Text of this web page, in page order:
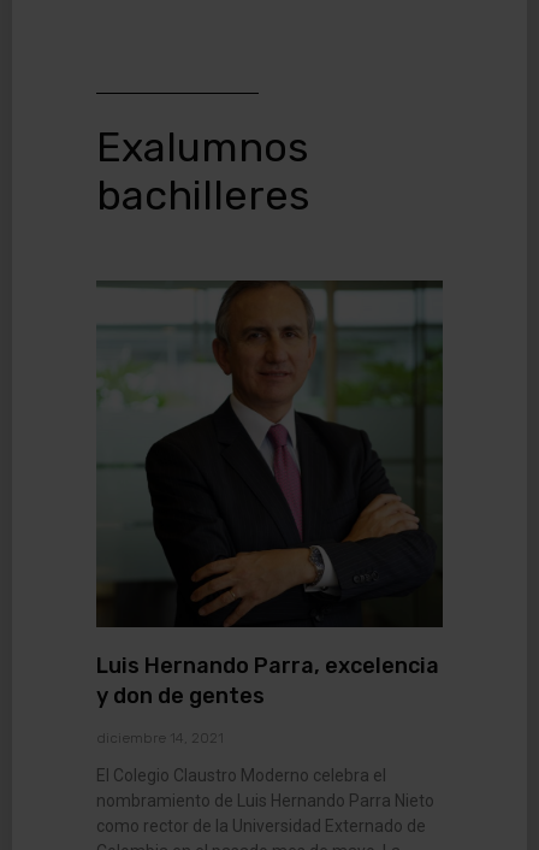
Exalumnos
bachilleres
Luis Hernando Parra, excelencia
y don de gentes
diciembre 14, 2021
El Colegio Claustro Moderno celebra el
nombramiento de Luis Hernando Parra Nieto
como rector de la Universidad Externado de